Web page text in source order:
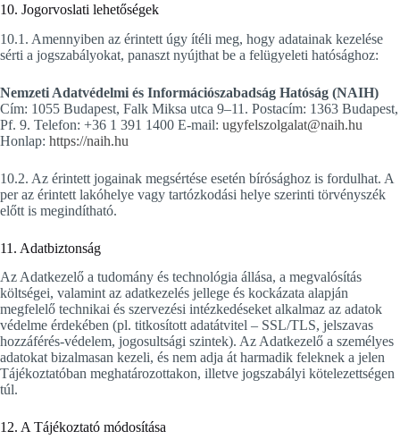
10. Jogorvoslati lehetőségek
10.1. Amennyiben az érintett úgy ítéli meg, hogy adatainak kezelése
sérti a jogszabályokat, panaszt nyújthat be a felügyeleti hatósághoz:
Nemzeti Adatvédelmi és Információszabadság Hatóság (NAIH)
Cím: 1055 Budapest, Falk Miksa utca 9–11. Postacím: 1363 Budapest,
Pf. 9. Telefon: +36 1 391 1400 E-mail: ugyfelszolgalat@naih.hu
Honlap: https://naih.hu
10.2. Az érintett jogainak megsértése esetén bírósághoz is fordulhat. A
per az érintett lakóhelye vagy tartózkodási helye szerinti törvényszék
előtt is megindítható.
11. Adatbiztonság
Az Adatkezelő a tudomány és technológia állása, a megvalósítás
költségei, valamint az adatkezelés jellege és kockázata alapján
megfelelő technikai és szervezési intézkedéseket alkalmaz az adatok
védelme érdekében (pl. titkosított adatátvitel – SSL/TLS, jelszavas
hozzáférés-védelem, jogosultsági szintek). Az Adatkezelő a személyes
adatokat bizalmasan kezeli, és nem adja át harmadik feleknek a jelen
Tájékoztatóban meghatározottakon, illetve jogszabályi kötelezettségen
túl.
12. A Tájékoztató módosítása